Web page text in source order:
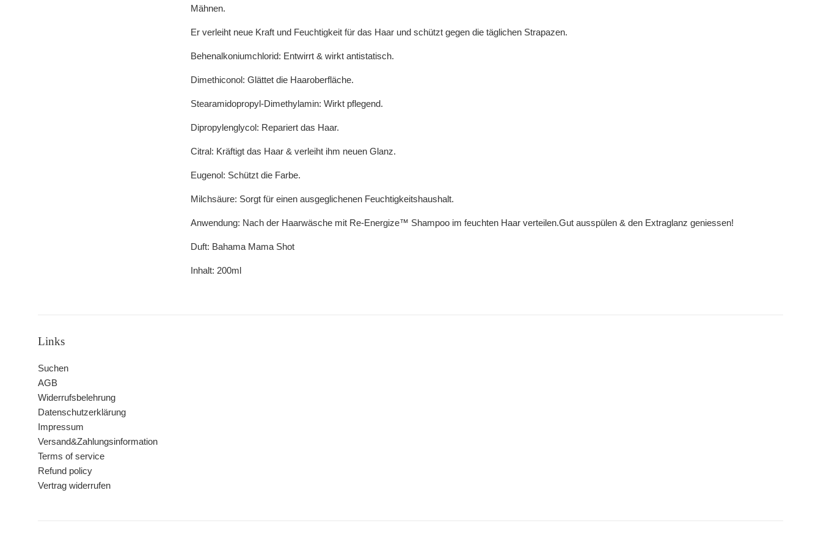
Mähnen.
Er verleiht neue Kraft und Feuchtigkeit für das Haar und schützt gegen die täglichen Strapazen.
Behenalkoniumchlorid: Entwirrt & wirkt antistatisch.
Dimethiconol: Glättet die Haaroberfläche.
Stearamidopropyl-Dimethylamin: Wirkt pflegend.
Dipropylenglycol: Repariert das Haar.
Citral: Kräftigt das Haar & verleiht ihm neuen Glanz.
Eugenol: Schützt die Farbe.
Milchsäure: Sorgt für einen ausgeglichenen Feuchtigkeitshaushalt.
Anwendung: Nach der Haarwäsche mit Re-Energize™ Shampoo im feuchten Haar verteilen.Gut ausspülen & den Extraglanz geniessen!
Duft: Bahama Mama Shot
Inhalt: 200ml
Links
Suchen
AGB
Widerrufsbelehrung
Datenschutzerklärung
Impressum
Versand&Zahlungsinformation
Terms of service
Refund policy
Vertrag widerrufen